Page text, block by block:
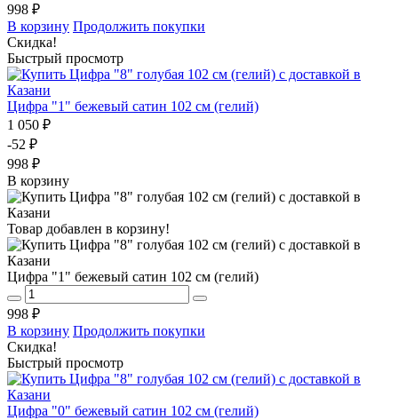
998 ₽
В корзину Продолжить покупки
Скидка!
Быстрый просмотр
Цифра "1" бежевый сатин 102 см (гелий)
1 050 ₽
-52 ₽
998 ₽
В корзину
Товар добавлен в корзину!
Цифра "1" бежевый сатин 102 см (гелий)
998 ₽
В корзину Продолжить покупки
Скидка!
Быстрый просмотр
Цифра "0" бежевый сатин 102 см (гелий)